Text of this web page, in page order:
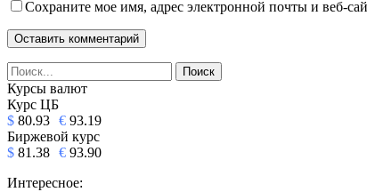
Сохраните мое имя, адрес электронной почты и веб-
Курсы валют
Курс ЦБ
$ 80.93 € 93.19
Биржевой курс
$ 81.38 € 93.90
Интересное: